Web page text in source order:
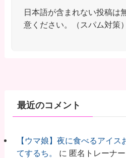
日本語が含まれない投稿は
意ください。（スパム対策）
最近のコメント
【ウマ娘】夜に食べるアイ
てするち。
に 匿名トレーナー